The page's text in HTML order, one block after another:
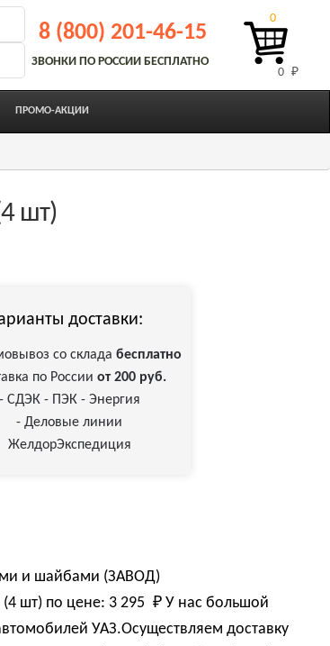
8 (800) 201-46-15
ЗВОНКИ ПО РОССИИ БЕСПЛАТНО
0 ₽
0
ПРОМО-АКЦИИ
шт)
доставки:
со складабесплатно
по России от 200 руб.
- СДЭК - ПЭК - Энергия
- Деловые линии
ЖелдорЭкспедиция
и шайбами (ЗАВОД)
шт) по цене: 3 295 ₽ У нас большой
УАЗ.Осуществляем доставку